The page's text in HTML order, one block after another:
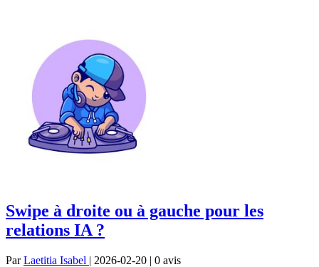
Swipe à droite ou à gauche pour les
relations IA ?
ParLaetitia Isabel | 2026-02-20 | 0 avis